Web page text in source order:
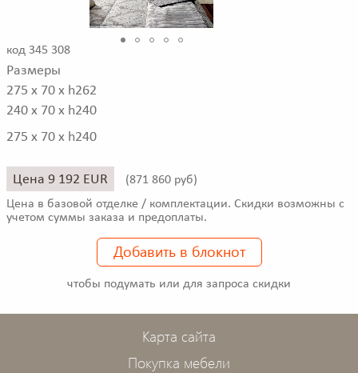
код 345 308
Размеры
275 x 70 x h262
240 x 70 x h240
275 x 70 x h240
Цена 9 192 EUR (871 860 руб)
Цена в базовой отделке / комплектации. Скидки возможны с
учетом суммы заказа и предоплаты.
Добавить в блокнот
чтобы подумать или для запроса скидки
Карта сайта
Покупка мебели